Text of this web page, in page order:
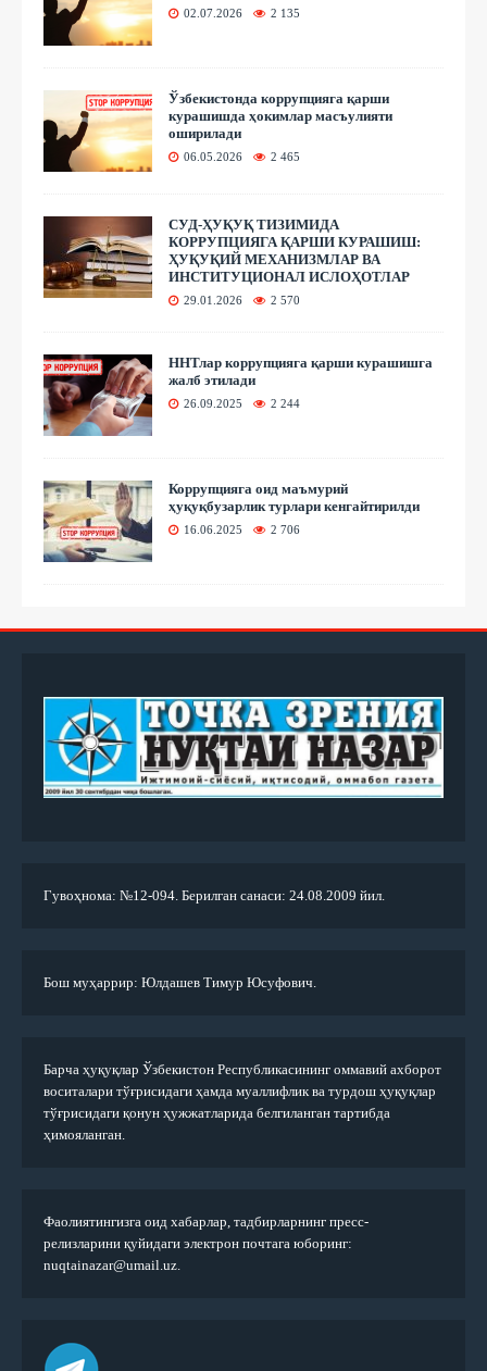
02.07.2026 2 135
Ўзбекистонда коррупцияга қарши
курашишда ҳокимлар масъулияти
оширилади
06.05.2026 2 465
СУД-ҲУҚУҚ ТИЗИМИДА
КОРРУПЦИЯГА ҚАРШИ КУРАШИШ:
ҲУҚУҚИЙ МЕХАНИЗМЛАР ВА
ИНСТИТУЦИОНАЛ ИСЛОҲОТЛАР
29.01.2026 2 570
ННТлар коррупцияга қарши курашишга
жалб этилади
26.09.2025 2 244
Коррупцияга оид маъмурий
ҳуқуқбузарлик турлари кенгайтирилди
16.06.2025 2 706
Гувоҳнома: №12-094. Берилган санаси: 24.08.2009 йил.
Бош муҳаррир: Юлдашев Тимур Юсуфович.
Барча ҳуқуқлар Ўзбекистон Республикасининг оммавий ахборот
воситалари тўғрисидаги ҳамда муаллифлик ва турдош ҳуқуқлар
тўғрисидаги қонун ҳужжатларида белгиланган тартибда
ҳимояланган.
Фаолиятингизга оид хабарлар, тадбирларнинг пресс-
релизларини қуйидаги электрон почтага юборинг:
nuqtainazar@umail.uz.